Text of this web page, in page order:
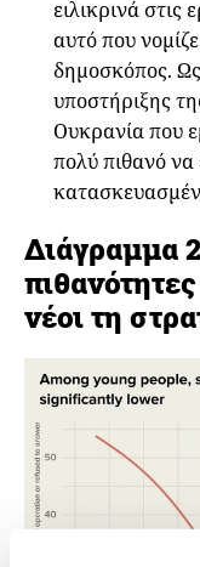
ειλικρινά στις
αυτό που
δημοσκόπος.
υποστήριξης
Ουκρανία που
πολύ πιθανό να
Διάγραμμα
νέοι τη